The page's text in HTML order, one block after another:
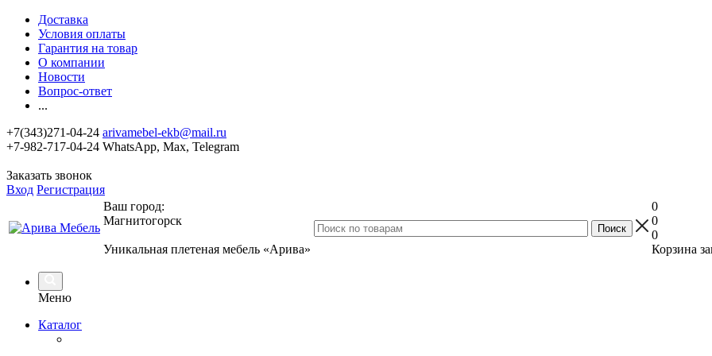
Доставка
Условия оплаты
Гарантия на товар
О компании
Новости
Вопрос-ответ
...
+7(343)271-04-24 arivamebel-ekb@mail.ru
+7-982-717-04-24 WhatsApp, Max, Telegram
Заказать звонок
Вход Регистрация
Ваш город:
Магнитогорск
Уникальная плетеная мебель «Арива»
0
0
0
Корзина
Меню
Каталог